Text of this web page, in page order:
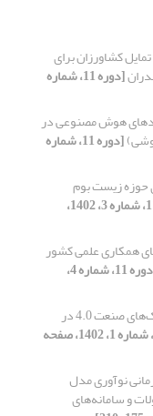
کشاورزان برای
[دوره 11، شماره
هوش مصنوعی در
[دوره 11، شماره
حوزه زیست بوم
[دوره 11، شماره 3، 1402،
همکاری علمی کشور
[دوره 11، شماره 4،
ارائه مدل محرک‌های صنعت 4.0 در
[دوره 11، شماره 1، 1402، صفحه
نوآوری مدل
و سامانه‌های